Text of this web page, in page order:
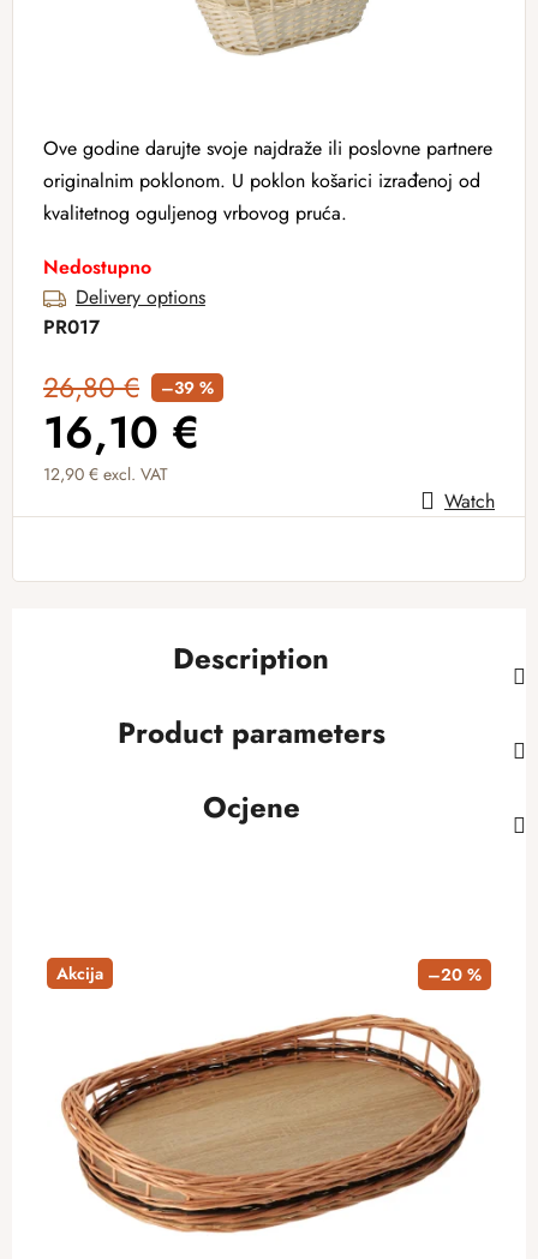
Ove godine darujte svoje najdraže ili poslovne partnere
originalnim poklonom. U poklon košarici izrađenoj od
kvalitetnog oguljenog vrbovog pruća.
Nedostupno
Delivery options
PR017
26,80 € –39 %
16,10 €
12,90 € excl. VAT
Measure price: Watch
Description
Product parameters
Ocjene
Akcija –20 %